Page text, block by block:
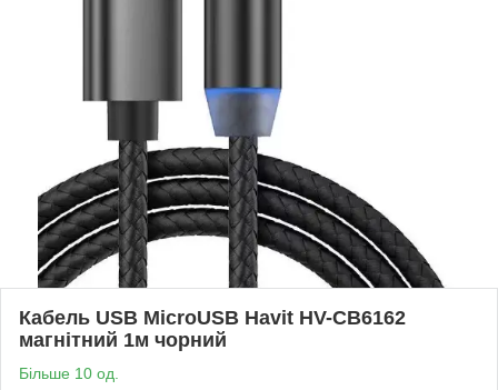
Кабель USB MicroUSB Havit HV-CB6162
магнітний 1м чорний
Більше 10 од.